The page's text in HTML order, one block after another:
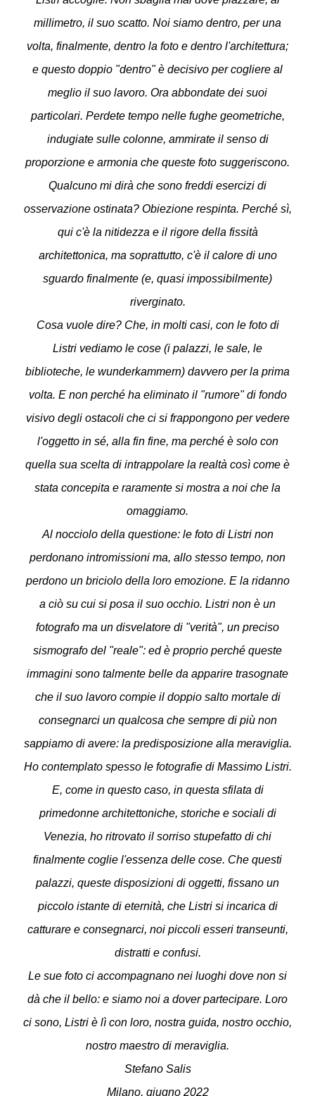
millimetro, il suo scatto. Noi siamo dentro, per una
volta, finalmente, dentro la foto e dentro l'architettura;
e questo doppio "dentro" è decisivo per cogliere al
meglio il suo lavoro. Ora abbondate dei suoi
particolari. Perdete tempo nelle fughe geometriche,
indugiate sulle colonne, ammirate il senso di
proporzione e armonia che queste foto suggeriscono.
Qualcuno mi dirà che sono freddi esercizi di
osservazione ostinata? Obiezione respinta. Perché sì,
qui c'è la nitidezza e il rigore della fissità
architettonica, ma soprattutto, c'è il calore di uno
sguardo finalmente (e, quasi impossibilmente)
riverginato.
Cosa vuole dire? Che, in molti casi, con le foto di
Listri vediamo le cose (i palazzi, le sale, le
biblioteche, le wunderkammern) davvero per la prima
volta. E non perché ha eliminato il "rumore" di fondo
visivo degli ostacoli che ci si frappongono per vedere
l'oggetto in sé, alla fin fine, ma perché è solo con
quella sua scelta di intrappolare la realtà così come è
stata concepita e raramente si mostra a noi che la
omaggiamo.
Al nocciolo della questione: le foto di Listri non
perdonano intromissioni ma, allo stesso tempo, non
perdono un briciolo della loro emozione. E la ridanno
a ciò su cui si posa il suo occhio. Listri non è un
fotografo ma un disvelatore di "verità", un preciso
sismografo del "reale": ed è proprio perché queste
immagini sono talmente belle da apparire trasognate
che il suo lavoro compie il doppio salto mortale di
consegnarci un qualcosa che sempre di più non
sappiamo di avere: la predisposizione alla meraviglia.
Ho contemplato spesso le fotografie di Massimo Listri.
E, come in questo caso, in questa sfilata di
primedonne architettoniche, storiche e sociali di
Venezia, ho ritrovato il sorriso stupefatto di chi
finalmente coglie l'essenza delle cose. Che questi
palazzi, queste disposizioni di oggetti, fissano un
piccolo istante di eternità, che Listri si incarica di
catturare e consegnarci, noi piccoli esseri transeunti,
distratti e confusi.
Le sue foto ci accompagnano nei luoghi dove non si
dà che il bello: e siamo noi a dover partecipare. Loro
ci sono, Listri è lì con loro, nostra guida, nostro occhio,
nostro maestro di meraviglia.
Stefano Salis
Milano, giugno 2022